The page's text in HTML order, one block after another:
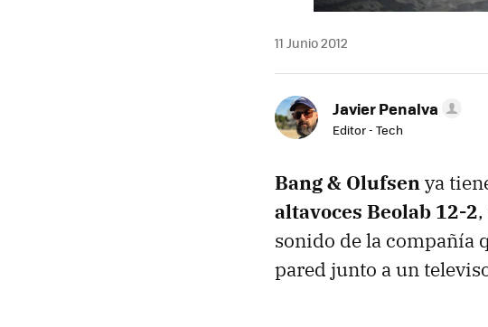
11 Junio 2012
Javier Penalva
Editor - Tech
Bang & Olufsenya
altavoces Beolab 12-2
sonido de la compañía
pared junto a un